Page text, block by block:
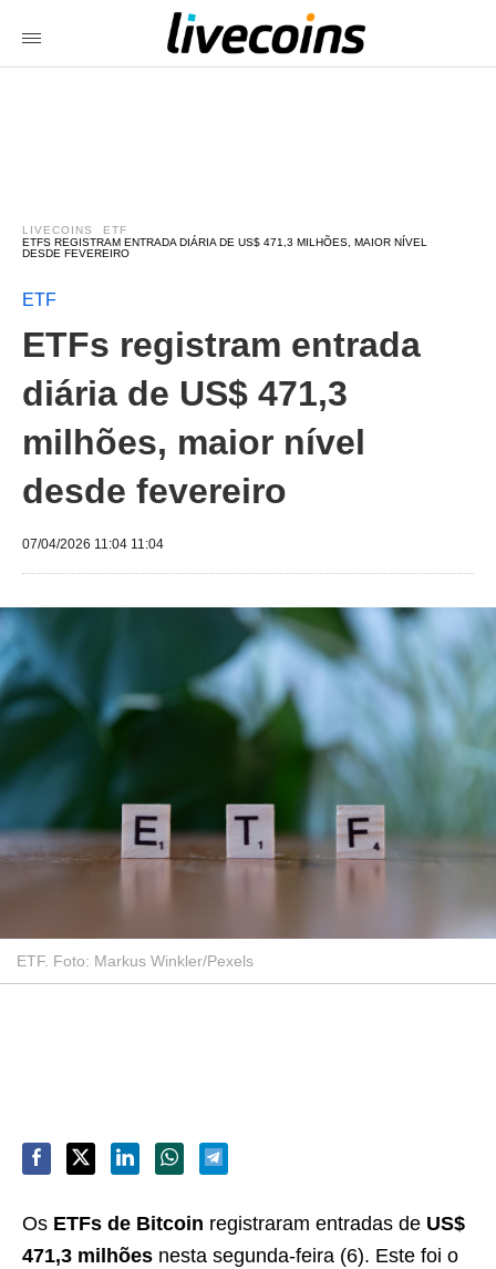
LIVECOINS
ETF
ETFS REGISTRAM ENTRADA DIÁRIA DE US$ 471,3 MILHÕES, MAIOR NÍVEL
DESDE FEVEREIRO
ETF
ETFs registram entrada
diária de US$ 471,3
milhões, maior nível
desde fevereiro
07/04/2026 11:04 11:04
ETF. Foto: Markus Winkler/Pexels
Os ETFs de Bitcoin registraram entradas de US$
471,3 milhões nesta segunda-feira (6). Este foi o